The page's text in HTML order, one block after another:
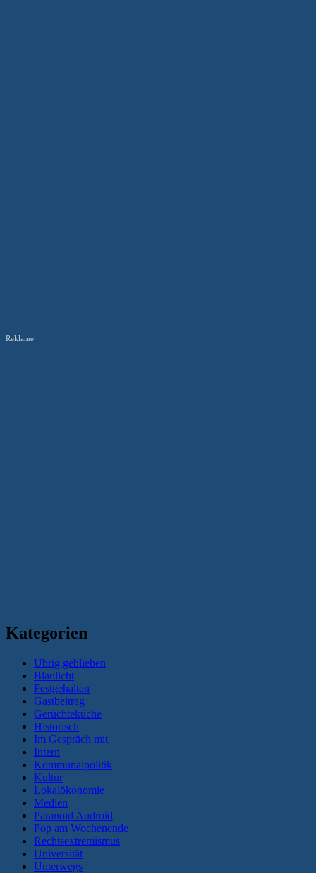
Reklame
Kategorien
Übrig geblieben
Blaulicht
Festgehalten
Gastbeitrag
Gerüchteküche
Historisch
Im Gespräch mit
Intern
Kommunalpolitik
Kultur
Lokalökonomie
Medien
Paranoid Android
Pop am Wochenende
Rechtsextremismus
Universität
Unterwegs